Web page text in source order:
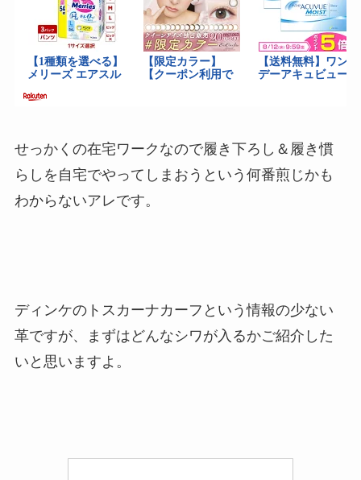
せっかくの在宅ワークなので履き下ろし＆履き慣
らしを自宅でやってしまおうという何番煎じかも
わからないアレです。
ディンケのトスカーナカーフという情報の少ない
革ですが、まずはどんなシワが入るかご紹介した
いと思いますよ。